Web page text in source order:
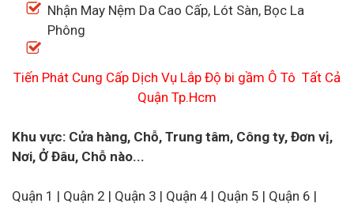
Nhận May Nệm Da Cao Cấp, Lót Sàn, Bọc La
Phông
Tiến Phát Cung Cấp Dịch Vụ Lắp Độ bi gầm Ô Tô Tất Cả
Quận Tp.Hcm
Khu vực: Cửa hàng, Chỗ, Trung tâm, Công ty, Đơn vị,
Nơi, Ở Đâu, Chỗ nào...
Quận 1 | Quận 2 | Quận 3 | Quận 4 | Quận 5 | Quận 6 |